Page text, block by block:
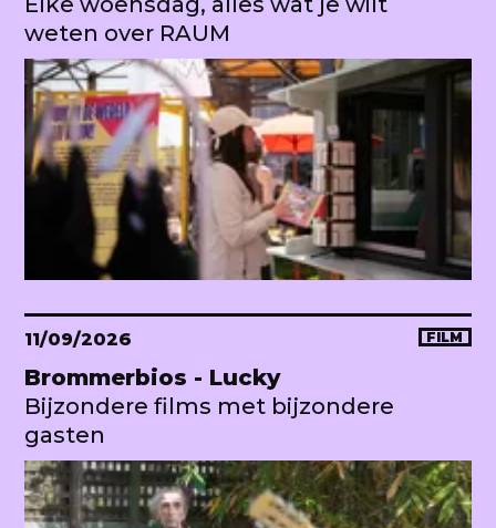
weten over RAUM
11/09/2026 FILM
Brommerbios - Lucky
Bijzondere films met bijzondere
gasten